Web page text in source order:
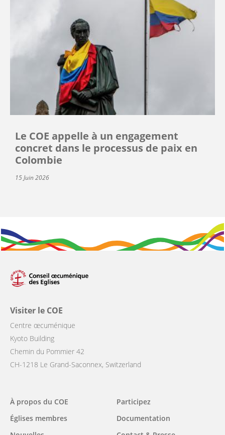
Le COE appelle à un engagement
concret dans le processus de paix en
Colombie
15 Juin 2026
Visiter le COE
Centre œcuménique
Kyoto Building
Chemin du Pommier 42
CH-1218 Le Grand-Saconnex, Switzerland
Main
navigation
À propos du COE
Églises membres
Participez
Documentation